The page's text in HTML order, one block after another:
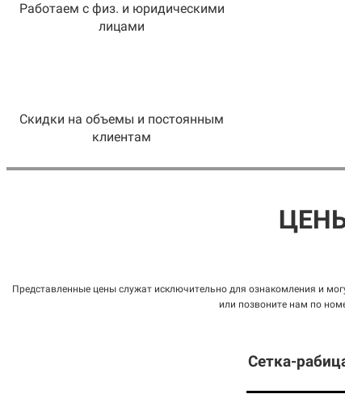
Работаем с физ. и юридическими
лицами
Скидки на объемы и постоянным
клиентам
Представленные цены служат исключительно для ознакомления и
или позвоните нам по
Сетка-